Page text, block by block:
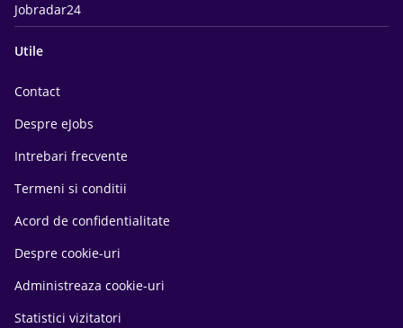
Jobradar24
Utile
Contact
Despre eJobs
Intrebari frecvente
Termeni si conditii
Acord de confidentialitate
Despre cookie-uri
Administreaza cookie-uri
Statistici vizitatori